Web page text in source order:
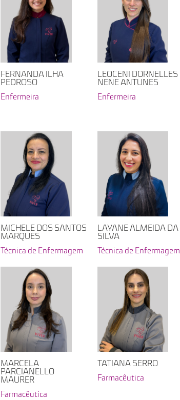
FERNANDA ILHA
PEDROSO
Enfermeira
LEOCENI DORNELLES
NENE ANTUNES
Enfermeira
MICHELE DOS SANTOS
MARQUES
Técnica de Enfermagem
LAYANE ALMEIDA DA
SILVA
Técnica de Enfermagem
MARCELA
PARCIANELLO
MAURER
Farmacêutica
TATIANA SERRO
Farmacêutica